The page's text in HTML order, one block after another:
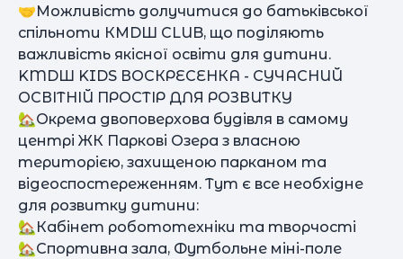
🤝Можливість долучитися до батьківської
спільноти КМDШ CLUB, що поділяють
важливість якісної освіти для дитини.
KMDШ KIDS ВОСКРЕСЕНКА - СУЧАСНИЙ
ОСВІТНІЙ ПРОСТІР ДЛЯ РОЗВИТКУ
🏡Окрема двоповерхова будівля в самому
центрі ЖК Паркові Озера з власною
територією, захищеною парканом та
відеоспостереженням. Тут є все необхідне
для розвитку дитини:
🏡Кабінет робототехніки та творчості
🏡Спортивна зала, Футбольне міні-поле